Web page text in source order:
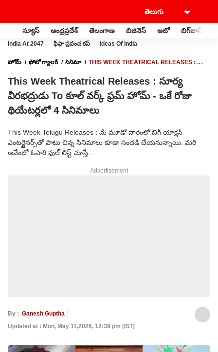
న్యూస్ ఆంధ్రప్రదేశ్ తెలంగాణ బిజినెస్ ఆటో బిగ్‌బాస్
India At 2047 ఫీఫా ప్రపంచ కప్ Ideas Of India
హోమ్ ఫోటో గ్యాలరీ సినిమా
THIS WEEK THEATRICAL RELEASES :
This Week Theatrical Releases : సూర్య
వీరభద్రుడు To కూల్ వర్క్ ఫ్రమ్ హోమ్ - ఒకే రోజు
థియేటర్లలో 4 సినిమాలు
This Week Telugu Releases : మే మూడో వారంలో బిగ్ యాక్షన్
ఎంటర్టైనర్స్‌తో పాటు చిన్న సినిమాలు కూడా సందడి చేయనున్నాయి. మరి
అవేంటో ఓసారి ఫుల్ లిస్ట్ చూస్తే...
Advertisement
By : Ganesh Guptha
Updated at : Mon, May 11,2026, 12:39 pm (IST)